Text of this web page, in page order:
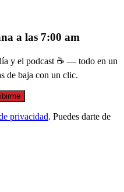
a las 7:00 am
y el podcast ☕ — todo en un
de baja con un clic.
privacidad. Puedes darte de